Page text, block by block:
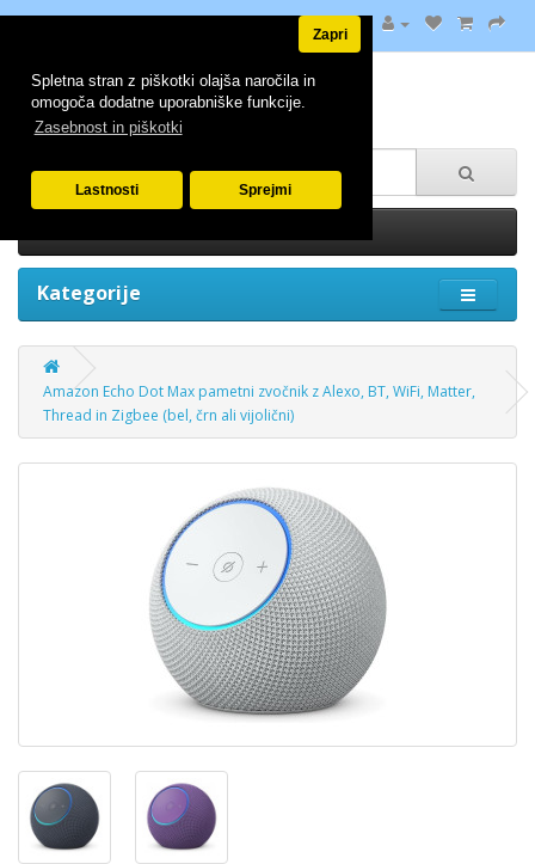
Spletna stran z piškotki olajša naročila in
omogoča dodatne uporabniške funkcije.
Zasebnost in piškotki
Zapri
Lastnosti Sprejmi
Kategorije
Amazon Echo Dot Max pametni zvočnik z Alexo, BT, WiFi, Matter,
Thread in Zigbee (bel, črn ali vijolični)